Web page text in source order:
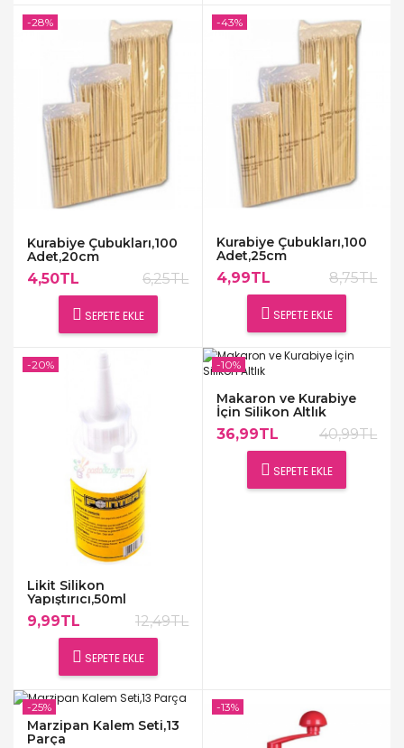
Kurabiye Çubukları,100
Adet,20cm
4,50TL 6,25TL
SEPETE EKLE
-28%
Kurabiye Çubukları,100
Adet,25cm
4,99TL 8,75TL
SEPETE EKLE
-43%
Likit Silikon
Yapıştırıcı,50ml
9,99TL 12,49TL
SEPETE EKLE
-20%
Makaron ve Kurabiye
İçin Silikon Altlık
36,99TL 40,99TL
SEPETE EKLE
-10%
Marzipan Kalem Seti,13
Parça
-25% -13%